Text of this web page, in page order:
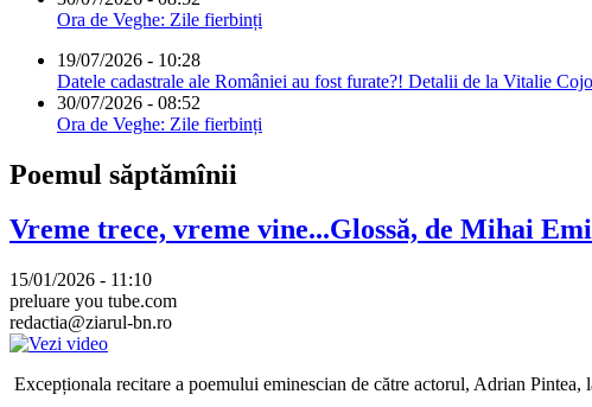
Ora de Veghe: Zile fierbinți
19/07/2026 - 10:28
Datele cadastrale ale României au fost furate?! Detalii de la Vitalie
30/07/2026 - 08:52
Ora de Veghe: Zile fierbinți
Poemul săptămînii
Vreme trece, vreme vine...Glossă, de Mihai
15/01/2026 - 11:10
preluare you tube.com
redactia@ziarul-bn.ro
Excepționala recitare a poemului eminescian de către actorul, Adrian Pintea,